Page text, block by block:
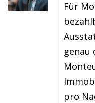
Für
genau
pro